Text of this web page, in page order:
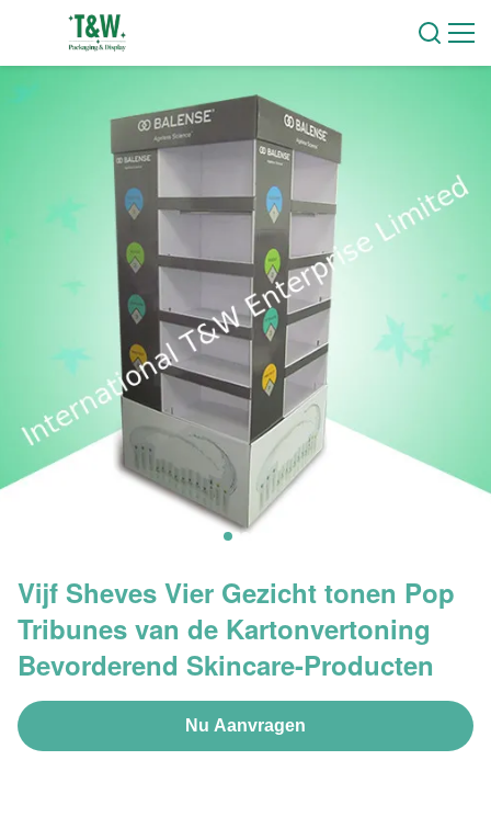
Vijf Sheves Vier Gezicht tonen Pop
Tribunes van de Kartonvertoning
Bevorderend Skincare-Producten
Nu Aanvragen